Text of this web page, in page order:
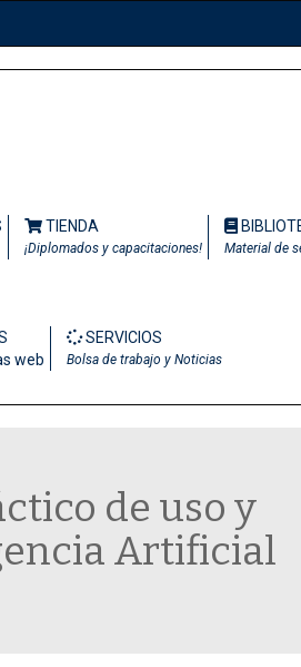
TIENDA
¡Diplomados y capacitaciones! Material de
web
SERVICIOS
Bolsa de trabajo y Noticias
de uso y
Artificial